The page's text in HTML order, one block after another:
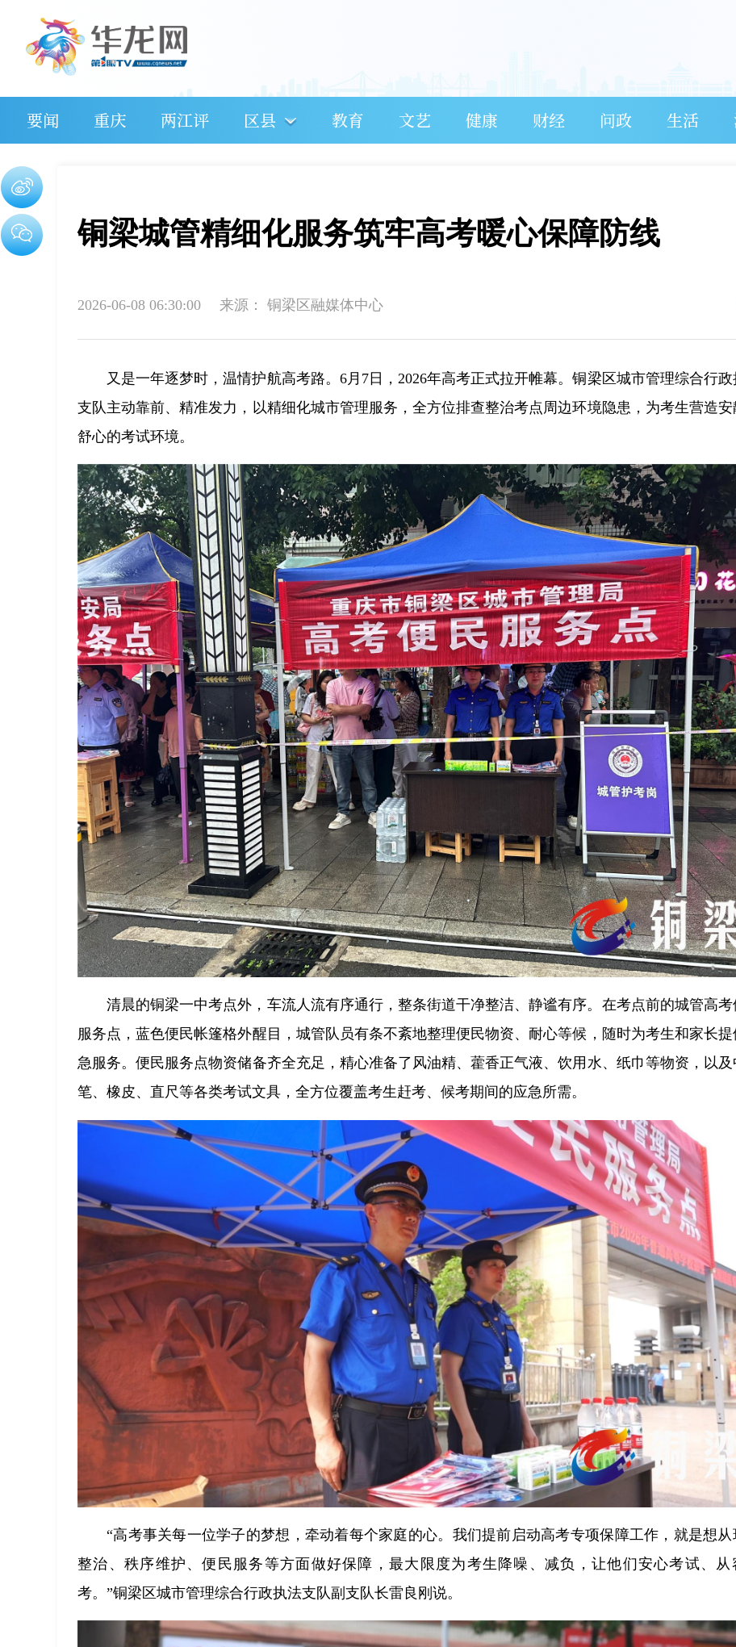
要闻 重庆 两江评 区县 教育 文艺 健康 财经 问政 生活
铜梁城管精细化服务筑牢高考暖心保障防线
2026-06-08 06:30:00 来源： 铜梁区融媒体中心
又是一年逐梦时，温情护航高考路。6月7日，2026年高考正式拉开帷幕。铜梁区城市管理综合行
支队主动靠前、精准发力，以精细化城市管理服务，全方位排查整治考点周边环境隐患，为考生营造安
舒心的考试环境。
清晨的铜梁一中考点外，车流人流有序通行，整条街道干净整洁、静谧有序。在考点前的城管高考
服务点，蓝色便民帐篷格外醒目，城管队员有条不紊地整理便民物资、耐心等候，随时为考生和家长提
急服务。便民服务点物资储备齐全充足，精心准备了风油精、藿香正气液、饮用水、纸巾等物资，以及
笔、橡皮、直尺等各类考试文具，全方位覆盖考生赶考、候考期间的应急所需。
“高考事关每一位学子的梦想，牵动着每个家庭的心。我们提前启动高考专项保障工作，就是想从
整治、秩序维护、便民服务等方面做好保障，最大限度为考生降噪、减负，让他们安心考试、从
考。”铜梁区城市管理综合行政执法支队副支队长雷良刚说。